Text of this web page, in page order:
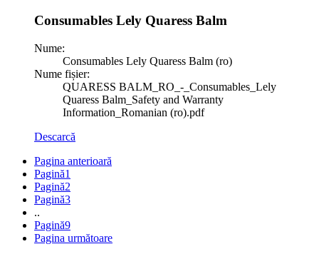
Consumables Lely Quaress Balm
Nume:
Consumables Lely Quaress Balm (ro)
Nume fișier:
QUARESS BALM_RO_-_Consumables_Lely
Quaress Balm_Safety and Warranty
Information_Romanian (ro).pdf
Descarcă
Pagina anterioară
Pagină1
Pagină2
Pagină3
..
Pagină9
Pagina următoare